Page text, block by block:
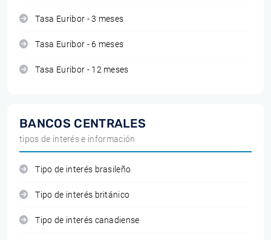
Tasa Euribor - 3 meses
Tasa Euribor - 6 meses
Tasa Euribor - 12 meses
BANCOS CENTRALES
tipos de interés e información
Tipo de interés brasileño
Tipo de interés británico
Tipo de interés canadiense